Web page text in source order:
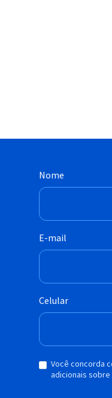
Nome
E-mail
Celular
Você concorda
adicionais